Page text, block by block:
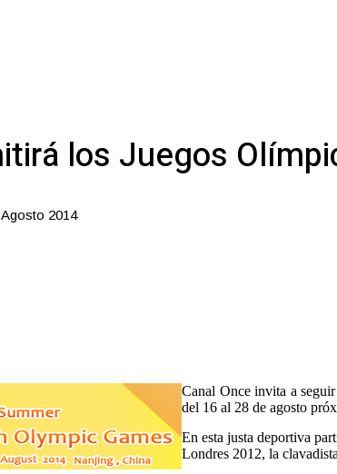
los Juegos
Agosto 2014
Canal Once invita a
del 16 al 28 de agosto
En esta justa deportiva
Londres 2012, la